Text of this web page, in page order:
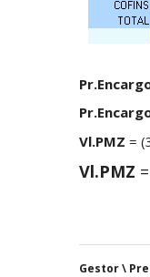
Vl.PMZ =
Vl.PMZ
Gestor \